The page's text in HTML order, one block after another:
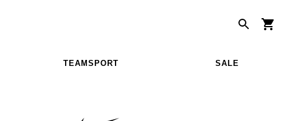
TEAMSPORT SALE